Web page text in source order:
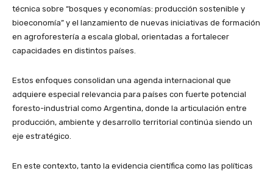
técnica sobre “bosques y economías: producción sostenible y
bioeconomía” y el lanzamiento de nuevas iniciativas de formación
en agroforestería a escala global, orientadas a fortalecer
capacidades en distintos países.
Estos enfoques consolidan una agenda internacional que
adquiere especial relevancia para países con fuerte potencial
foresto-industrial como Argentina, donde la articulación entre
producción, ambiente y desarrollo territorial continúa siendo un
eje estratégico.
En este contexto, tanto la evidencia científica como las políticas